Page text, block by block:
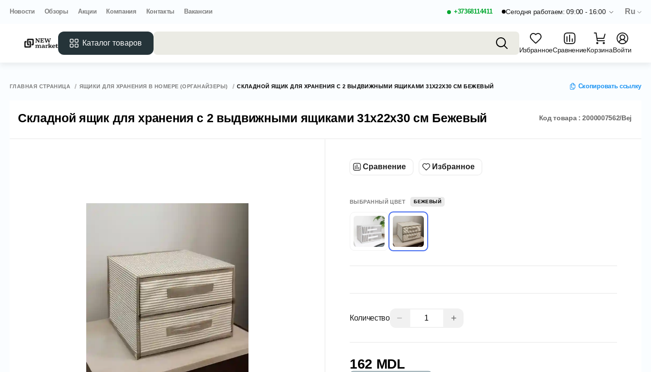
Новости Обзоры Акции Компания Контакты Вакансии +37368114411 Сегодня работаем: 09:00 - 16:00 Ru
Каталог товаров
ИзбранноеСравнениеКорзинаВойти
ГЛАВНАЯ СТРАНИЦА ЯЩИКИ ДЛЯ ХРАНЕНИЯ В НОМЕРЕ (ОРГАНАЙЗЕРЫ) СКЛАДНОЙ ЯЩИК ДЛЯ ХРАНЕНИЯ С 2 ВЫДВИЖНЫМИ ЯЩИКАМИ 31X22X30 СМ БЕЖЕВЫЙ Скопировать ссылку
Складной ящик для хранения с 2 выдвижными ящиками 31x22x30 см Бежевый Код товара : 2000007562/Bej
Сравнение Избранное
ВЫБРАННЫЙ ЦВЕТ БЕЖЕВЫЙ
Количество − +
162 MDL